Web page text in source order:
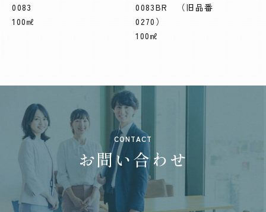
0083
100㎖
0083BR （旧品番
0270）
100㎖
CONTACT
お問い合わせ